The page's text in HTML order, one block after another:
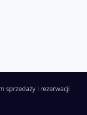
sprzedaży i rezerwacji